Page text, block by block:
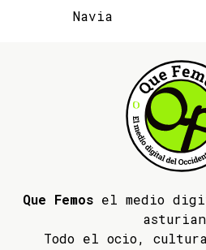
Navia
Que Femos el medio
Todo el ocio,